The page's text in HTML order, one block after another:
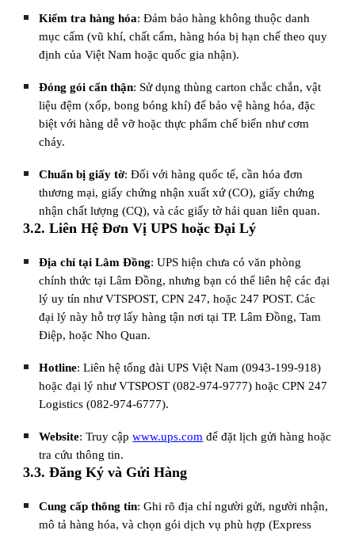
Kiểm tra hàng hóa: Đảm bảo hàng không thuộc danh
mục cấm (vũ khí, chất cấm, hàng hóa bị hạn chế theo quy
định của Việt Nam hoặc quốc gia nhận).
Đóng gói cẩn thận: Sử dụng thùng carton chắc chắn, vật
liệu đệm (xốp, bong bóng khí) để bảo vệ hàng hóa, đặc
biệt với hàng dễ vỡ hoặc thực phẩm chế biến như cơm
cháy.
Chuẩn bị giấy tờ: Đối với hàng quốc tế, cần hóa đơn
thương mại, giấy chứng nhận xuất xứ (CO), giấy chứng
nhận chất lượng (CQ), và các giấy tờ hải quan liên quan.
3.2. Liên Hệ Đơn Vị UPS hoặc Đại Lý
Địa chỉ tại Lâm Đồng: UPS hiện chưa có văn phòng
chính thức tại Lâm Đồng, nhưng bạn có thể liên hệ các đại
lý uy tín như VTSPOST, CPN 247, hoặc 247 POST. Các
đại lý này hỗ trợ lấy hàng tận nơi tại TP. Lâm Đồng, Tam
Điệp, hoặc Nho Quan.
Hotline: Liên hệ tổng đài UPS Việt Nam (0943-199-918)
hoặc đại lý như VTSPOST (082-974-9777) hoặc CPN 247
Logistics (082-974-6777).
Website: Truy cập www.ups.com để đặt lịch gửi hàng hoặc
tra cứu thông tin.
3.3. Đăng Ký và Gửi Hàng
Cung cấp thông tin: Ghi rõ địa chỉ người gửi, người nhận,
mô tả hàng hóa, và chọn gói dịch vụ phù hợp (Express